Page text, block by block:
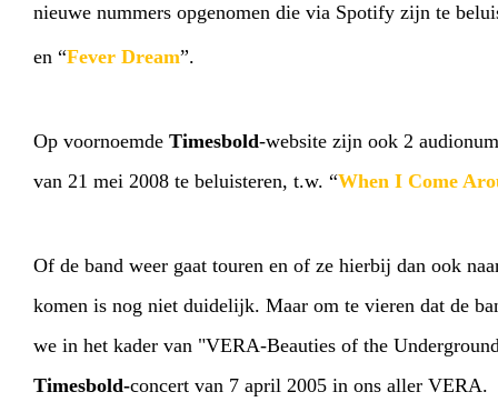
HOMEAGENDAARTDIVISION
nieuwe nummers opgenomen die via Spotify zijn te
en “Fever Dream”.
Op voornoemde Timesbold-website zijn ook 2
van 21 mei 2008 te beluisteren, t.w. “When I Come
Of de band weer gaat touren en of ze hierbij dan ook
komen is nog niet duidelijk. Maar om te vieren dat de
we in het kader van "VERA-Beauties of the
Timesbold-concert van 7 april 2005 in ons aller VERA.